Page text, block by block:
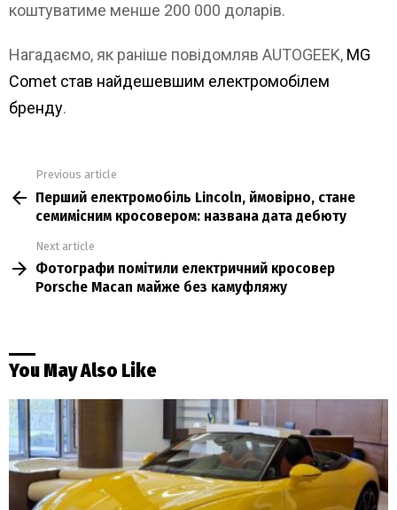
коштуватиме менше 200 000 доларів.
Нагадаємо, як раніше повідомляв AUTOGEEK, MG
Comet став найдешевшим електромобілем
бренду.
more
Previous article
Перший електромобіль Lincoln, ймовірно, стане
семимісним кросовером: названа дата дебюту
Next article
Фотографи помітили електричний кросовер
Porsche Macan майже без камуфляжу
You May Also Like